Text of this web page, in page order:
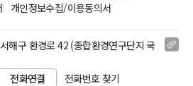
개인정보수집/이용동의서
해구 환경로 42 (종합환경연구단지 국
전화연결
전화번호 찾기